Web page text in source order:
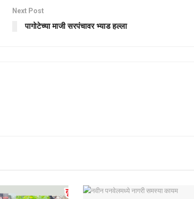
Next Post
पागोटेच्या माजी सरपंचावर भ्याड हल्ला